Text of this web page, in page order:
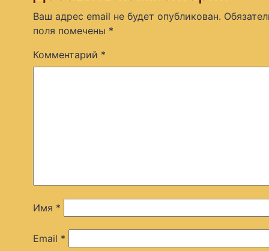
Ваш адрес email не будет опубликован.
поля помечены *
Комментарий *
Имя *
Email *